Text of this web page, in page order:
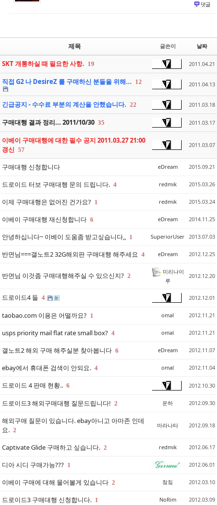
댓글
제목 글쓴이 날짜
SKT 개통하실 때 필요한 사항. 19 2011.04.21
직접 G2 나 DesireZ 를 구매하신 분들을 위해... 12 2011.04.13
긴급공지 - 수수료 부분의 계산을 안했습니다. 22 2011.03.18
구매대행 결과 정리... 2011/10/30 35 2011.03.17
이베이 구매대행에 대한 필수 공지 2011.03.27 21:00
갱신 57
2011.03.07
구매대행 신청합니다 eDream 2015.09.21
드로이드 터보 구매대행 문의 드립니다. 4 redmik 2015.03.26
이제 구매대행은 없어진 건가요? 1 redmik 2015.03.24
이베이 구매대행 재신청합니다 6 eDream 2014.11.25
안녕하십니다~ 이베이 도움좀 받고싶습니다,, 1 SuperiorUser 2013.07.03
반면님===갤노트2 32G해외판 구매대행 해주세요 4 eDream 2012.12.25
반면님 이것좀 구매대행해주실 수 있으신지? 2
미리나이
루
2012.12.20
드로이드4 들 4 2012.12.01
taobao.com 이용은 어떨까요? 1 omal 2012.11.21
usps priority mail flat rate small box? 4 omal 2012.11.21
갤노트2 해외 구매 해주실분 찾아봅니다 6 eDream 2012.11.07
ebay에서 휴대폰 검색이 안되요. 4 omal 2012.11.04
드로이드 4 판매 현황.. 6 2012.10.30
드로이드3 해외구매대행 질문드립니다! 2 운하 2012.09.30
해외구매 질문이 있습니다. ebay아니고 아마존 인데
요. 2
마라나타 2012.09.18
Captivate Glide 구매하고 싶습니다. 2 redmik 2012.06.17
디아 시디 구매가능??? 1 2012.06.01
이베이 구매에 대해 물어볼게 있습니다 2 챀칰 2012.03.10
드로이드3 구매대행 신청합니다. 1 NoRim 2012.03.09